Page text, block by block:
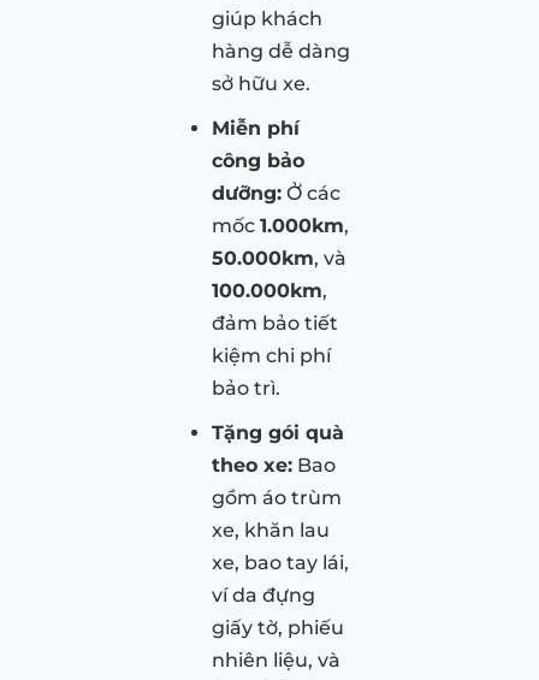
giúp khách
hàng dễ dàng
sở hữu xe.
Miễn phí
công bảo
dưỡng: Ở các
mốc 1.000km,
50.000km, và
100.000km,
đảm bảo tiết
kiệm chi phí
bảo trì.
Tặng gói quà
theo xe: Bao
gồm áo trùm
xe, khăn lau
xe, bao tay lái,
ví da đựng
giấy tờ, phiếu
nhiên liệu, và